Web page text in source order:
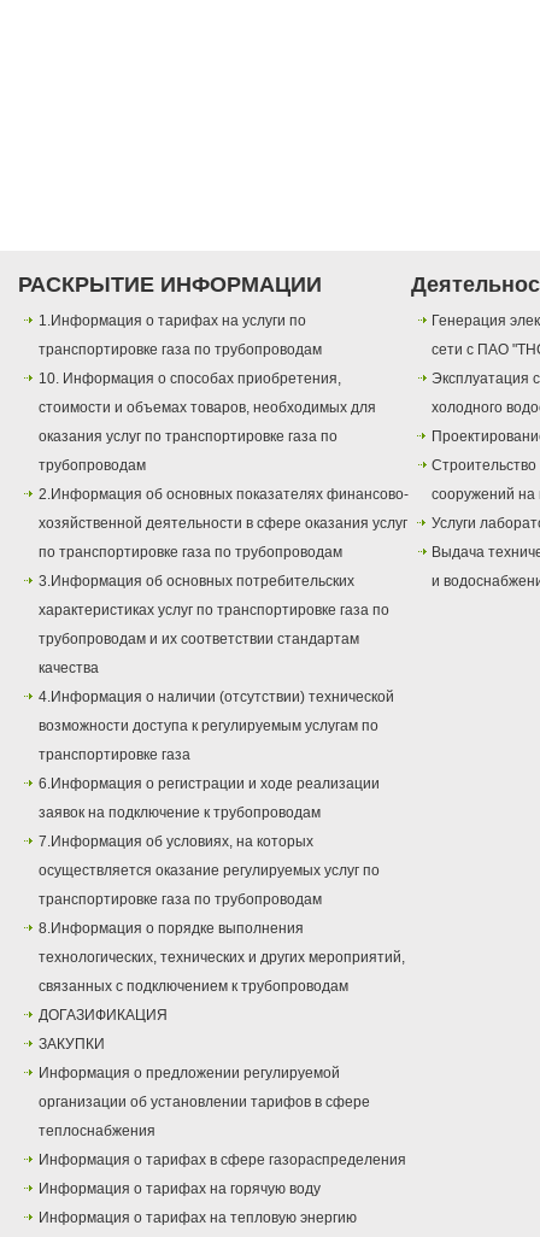
РАСКРЫТИЕ ИНФОРМАЦИИ
1.Информация о тарифах на услуги по
транспортировке газа по трубопроводам
10. Информация о способах приобретения,
стоимости и объемах товаров, необходимых для
оказания услуг по транспортировке газа по
трубопроводам
2.Информация об основных показателях финансово-
хозяйственной деятельности в сфере оказания услуг
по транспортировке газа по трубопроводам
3.Информация об основных потребительских
характеристиках услуг по транспортировке газа по
трубопроводам и их соответствии стандартам
качества
4.Информация о наличии (отсутствии) технической
возможности доступа к регулируемым услугам по
транспортировке газа
6.Информация о регистрации и ходе реализации
заявок на подключение к трубопроводам
7.Информация об условиях, на которых
осуществляется оказание регулируемых услуг по
транспортировке газа по трубопроводам
8.Информация о порядке выполнения
технологических, технических и других мероприятий,
связанных с подключением к трубопроводам
ДОГАЗИФИКАЦИЯ
ЗАКУПКИ
Информация о предложении регулируемой
организации об установлении тарифов в сфере
теплоснабжения
Информация о тарифах в сфере газораспределения
Информация о тарифах на горячую воду
Информация о тарифах на тепловую энергию
Генерация
сети с ПАО
Эксплуатация
холодного
сооружений на
Услуги
Выдача
и